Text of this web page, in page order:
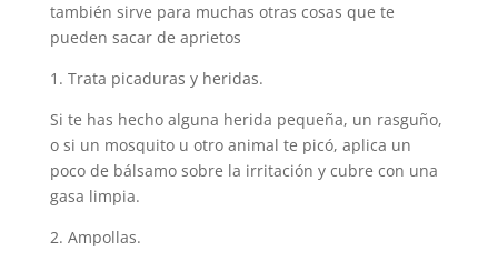
también sirve para muchas otras cosas que te
pueden sacar de aprietos
1. Trata picaduras y heridas.
Si te has hecho alguna herida pequeña, un rasguño,
o si un mosquito u otro animal te picó, aplica un
poco de bálsamo sobre la irritación y cubre con una
gasa limpia.
2. Ampollas.